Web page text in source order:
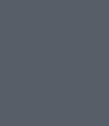
dynamikę i szybkość kolei.